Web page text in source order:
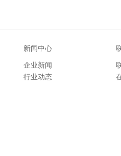
新闻中心
企业新闻
行业动态